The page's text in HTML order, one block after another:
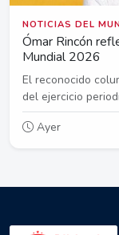
NOTICIAS DEL
Ómar Rincón
Mundial 2026
El reconocido
del ejercicio
Ayer